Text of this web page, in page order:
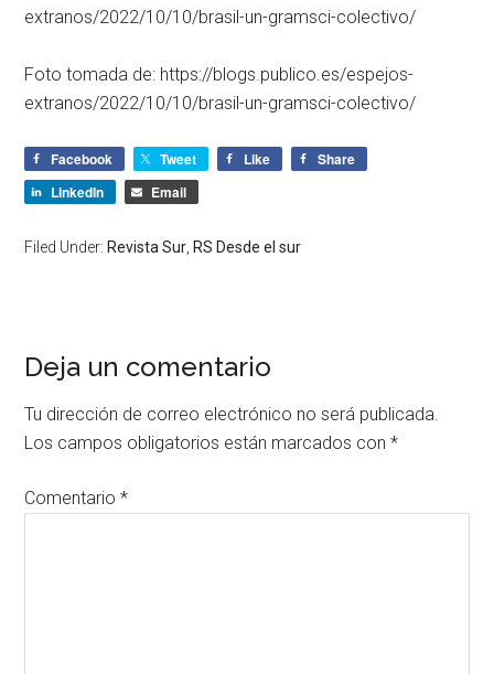
extranos/2022/10/10/brasil-un-gramsci-colectivo/
Foto tomada de: https://blogs.publico.es/espejos-
extranos/2022/10/10/brasil-un-gramsci-colectivo/
Facebook Tweet Like
Share
LinkedIn
Email
Filed Under: Revista Sur RS Desde el sur
Deja un comentario
Tu dirección de correo electrónico no será publicada.
Los campos obligatorios están marcados con*
Comentario*